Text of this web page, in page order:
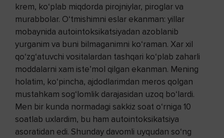
krem, ko‘plab miqdorda pirojniylar, piroglar va
murabbolar. O‘tmishimni eslar ekanman: yillar
mobaynida autointoksikatsiyadan azoblanib
yurganim va buni bilmaganimni ko‘raman. Xar xil
qo‘zg‘atuvchi vositalardan tashqari ko‘plab zaharli
moddalarni xam iste’mol qilgan ekanman. Mening
holatim, ko‘pincha, ajdodlarimdan meros qolgan
mustahkam sog‘lomlik darajasidan uzoq bo‘lardi.
Men bir kunda normadagi sakkiz soat o‘rniga 10
soatlab uxlardim, bu ham autointoksikatsiya
asoratidan edi. Shunday davomli uyqudan so‘ng